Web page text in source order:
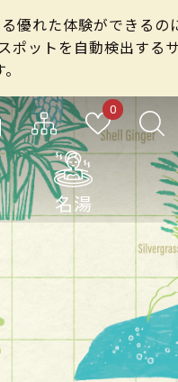
優れた体験ができるの
ットを自動検出する
0
名湯